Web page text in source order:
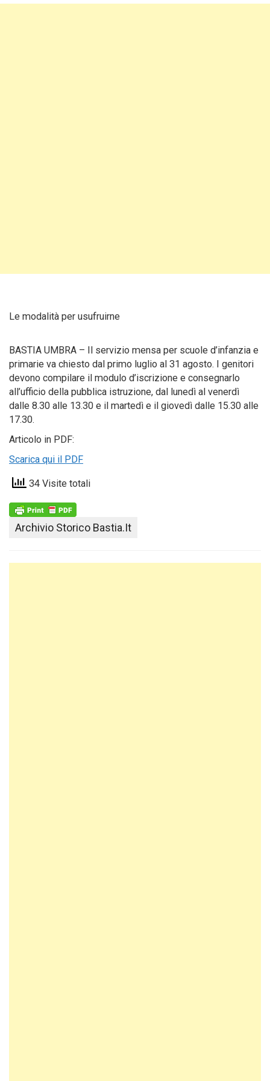
Le modalità per usufruirne
BASTIA UMBRA – Il servizio mensa per scuole d’infanzia e
primarie va chiesto dal primo luglio al 31 agosto. I genitori
devono compilare il modulo d’iscrizione e consegnarlo
all’ufficio della pubblica istruzione, dal lunedì al venerdì
dalle 8.30 alle 13.30 e il martedì e il giovedì dalle 15.30 alle
17.30.
Articolo in PDF:
Scarica qui il PDF
34 Visite totali
Archivio Storico Bastia.it